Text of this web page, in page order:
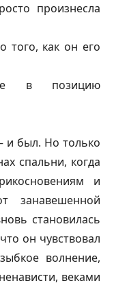
произнесла
того, как он его
в позицию
был. Но только
спальни, когда
и
занавешенной
становилась
он чувствовал
волнение,
веками